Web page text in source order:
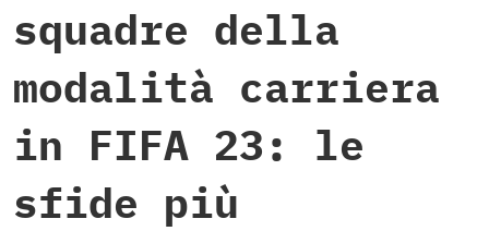
squadre della
modalità carriera
in FIFA 23: le
sfide più